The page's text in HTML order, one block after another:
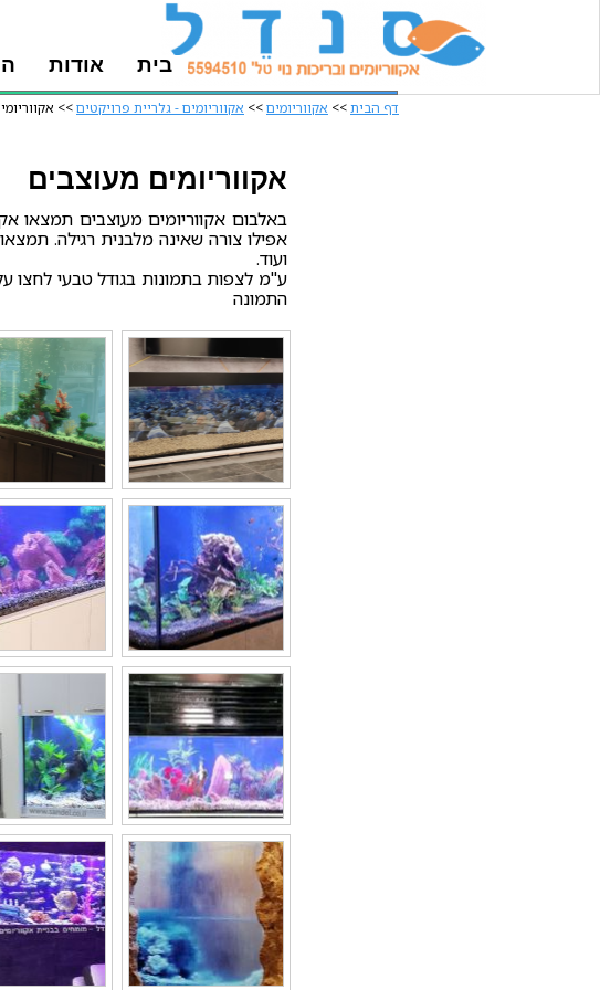
בית אודות
דף הבית>> אקווריומים>> אקווריומים - גלריית פרויקטים>>
אקווריומים מעוצבים
באלבום אקווריומים מעוצבים תמצאו
אפילו צורה שאינה מלבנית רגילה.
ועוד.
ע"מ לצפות בתמונות בגודל טבעי לחצו
התמונה